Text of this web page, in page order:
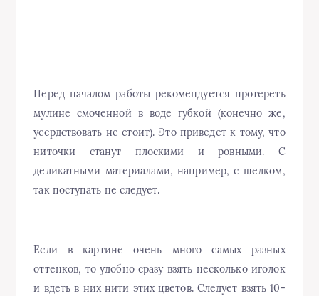
Перед началом работы рекомендуется протереть
мулине смоченной в воде губкой (конечно же,
усердствовать не стоит). Это приведет к тому, что
ниточки станут плоскими и ровными. С
деликатными материалами, например, с шелком,
так поступать не следует.
Если в картине очень много самых разных
оттенков, то удобно сразу взять несколько иголок
и вдеть в них нити этих цветов. Следует взять 10-